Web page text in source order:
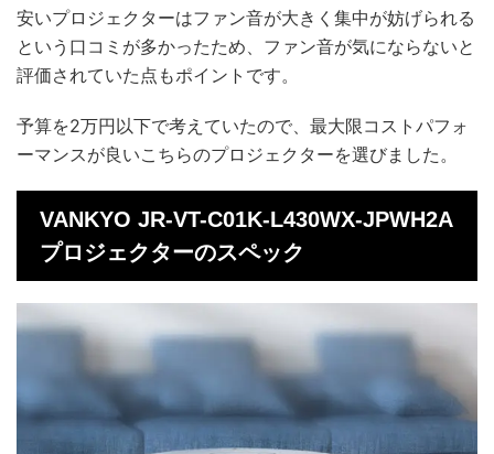
安いプロジェクターはファン音が大きく集中が妨げられる
という口コミが多かったため、ファン音が気にならないと
評価されていた点もポイントです。
予算を2万円以下で考えていたので、最大限コストパフォ
ーマンスが良いこちらのプロジェクターを選びました。
VANKYO JR-VT-C01K-L430WX-JPWH2A
プロジェクターのスペック